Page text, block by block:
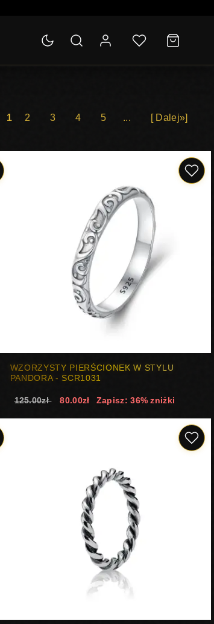
1 2 3 4 5 ... [ Dalej»]
WZORZYSTY PIERŚCIONEK W STYLU
PANDORA - SCR1031
125.00zł 80.00zł Zapisz: 36% zniżki